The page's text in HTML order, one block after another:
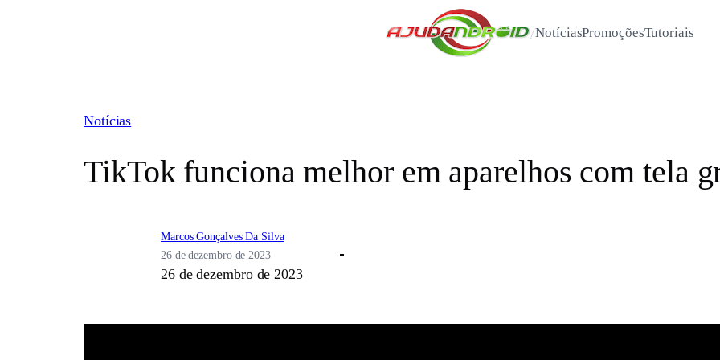
/NotíciasPromoçõesTutoriais
Notícias
TikTok funciona melhor em aparelhos com tela
Marcos Gonçalves Da Silva
26 de dezembro de 2023
26 de dezembro de 2023